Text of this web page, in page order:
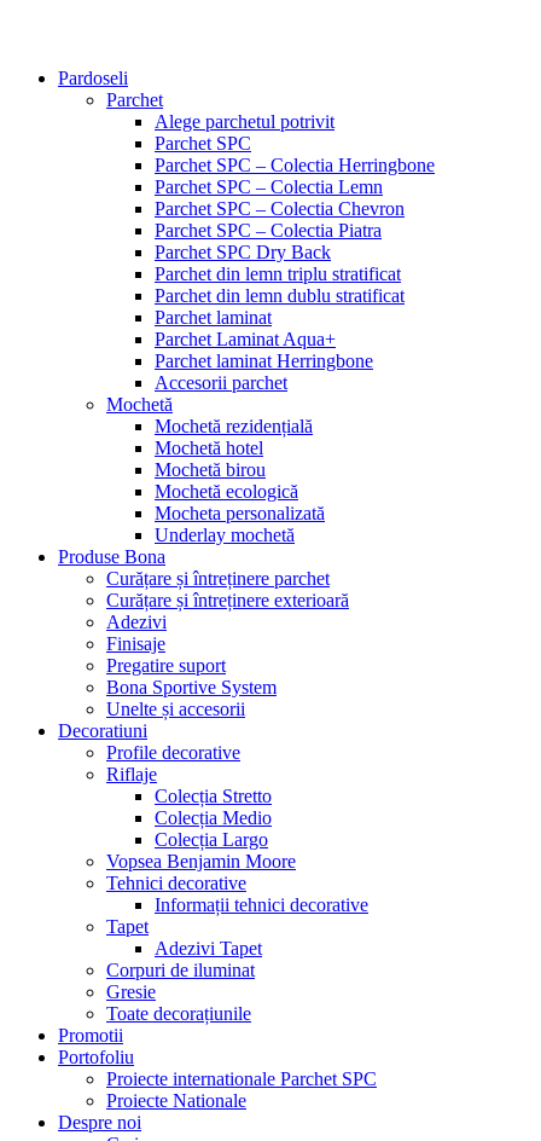
Pardoseli
Parchet
Alege parchetul potrivit
Parchet SPC
Parchet SPC – Colectia Herringbone
Parchet SPC – Colectia Lemn
Parchet SPC – Colectia Chevron
Parchet SPC – Colectia Piatra
Parchet SPC Dry Back
Parchet din lemn triplu stratificat
Parchet din lemn dublu stratificat
Parchet laminat
Parchet Laminat Aqua+
Parchet laminat Herringbone
Accesorii parchet
Mochetă
Mochetă rezidențială
Mochetă hotel
Mochetă birou
Mochetă ecologică
Mocheta personalizată
Underlay mochetă
Produse Bona
Curățare și întreținere parchet
Curățare și întreținere exterioară
Adezivi
Finisaje
Pregatire suport
Bona Sportive System
Unelte și accesorii
Decoratiuni
Profile decorative
Riflaje
Colecția Stretto
Colecția Medio
Colecția Largo
Vopsea Benjamin Moore
Tehnici decorative
Informații tehnici decorative
Tapet
Adezivi Tapet
Corpuri de iluminat
Gresie
Toate decorațiunile
Promotii
Portofoliu
Proiecte internationale Parchet SPC
Proiecte Nationale
Despre noi